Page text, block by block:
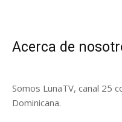
Acerca de
Somos LunaTV, canal 25
Dominicana.